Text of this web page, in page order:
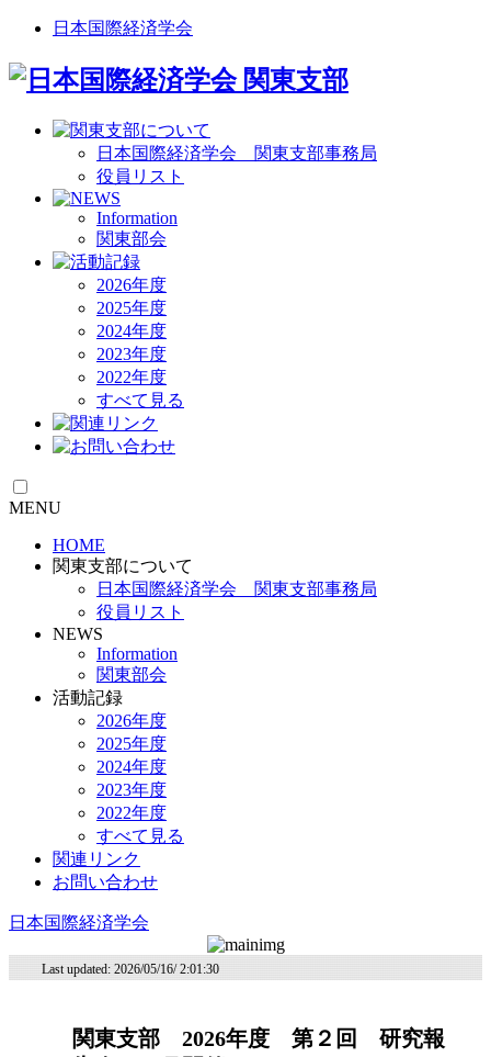
日本国際経済学会
日本国際経済学会 関東支部事務局
役員リスト
Information
関東部会
2026年度
2025年度
2024年度
2023年度
2022年度
すべて見る
MENU
HOME
関東支部について
日本国際経済学会 関東支部事務局
役員リスト
NEWS
Information
関東部会
活動記録
2026年度
2025年度
2024年度
2023年度
2022年度
すべて見る
関連リンク
お問い合わせ
日本国際経済学会
Last updated: 2026/05/16/ 2:01:30
関東支部 2026年度 第２回 研究報